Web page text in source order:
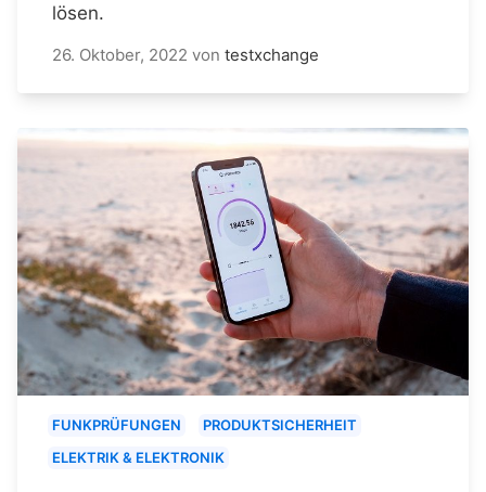
lösen.
26. Oktober, 2022 von testxchange
FUNKPRÜFUNGEN
PRODUKTSICHERHEIT
ELEKTRIK & ELEKTRONIK